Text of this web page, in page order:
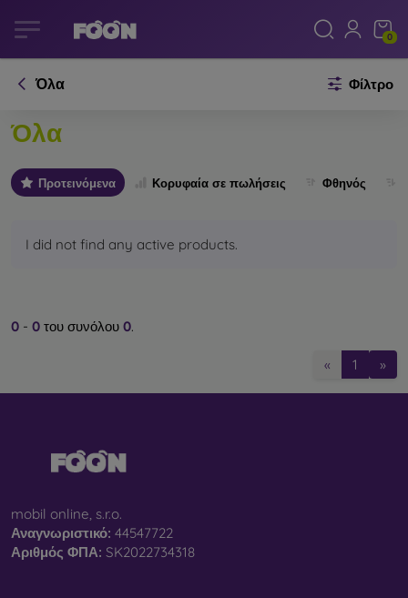
0
Όλα Φίλτρο
Όλα
Προτεινόμενα Κορυφαία σε πωλήσεις Φθηνός
I did not find any active products.
0 - 0 του συνόλου 0.
« 1 »
mobil online, s.r.o.
Αναγνωριστικό: 44547722
Αριθμός ΦΠΑ: SK2022734318